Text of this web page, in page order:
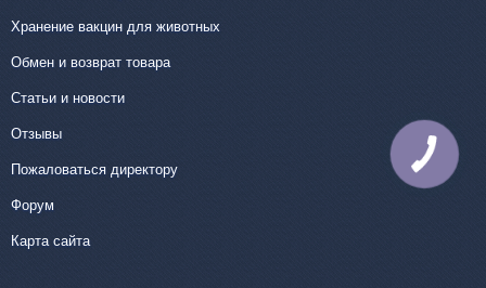
Хранение вакцин для животных
Обмен и возврат товара
Статьи и новости
Отзывы
Пожаловаться директору
Форум
Карта сайта
КНОПКА
СВЯЗИ